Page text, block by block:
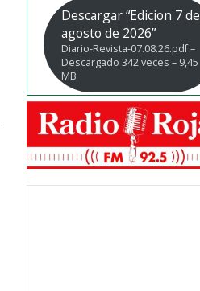
Descargar “Edicion 7 de
agosto de 2026”
Diario-Revista-07.08.26.pdf –
Descargado 342 veces – 9,45
MB